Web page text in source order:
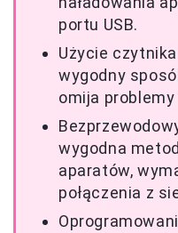
portu USB.
Użycie
wygodny
omija
wygodna
aparatów,
połączenia z